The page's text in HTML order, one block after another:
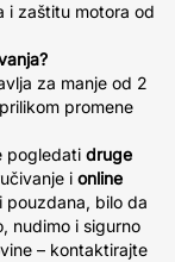
i zaštitu motora od
za manje od 2
promene
pogledati druge
i online
pouzdana, bilo da
nudimo i sigurno
– kontaktirajte